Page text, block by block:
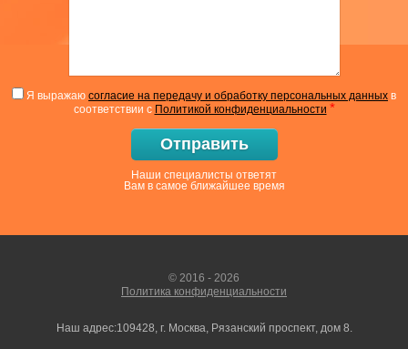
Я выражаю согласие на передачу и обработку персональных данных в
соответствии с Политикой конфиденциальности *
Отправить
Наши специалисты ответят
Вам в самое ближайшее время
© 2016 - 2026
Политика конфиденциальности
Наш адрес:109428, г. Москва, Рязанский проспект, дом 8.